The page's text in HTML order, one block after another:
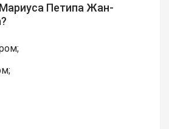
Петипа Жан-